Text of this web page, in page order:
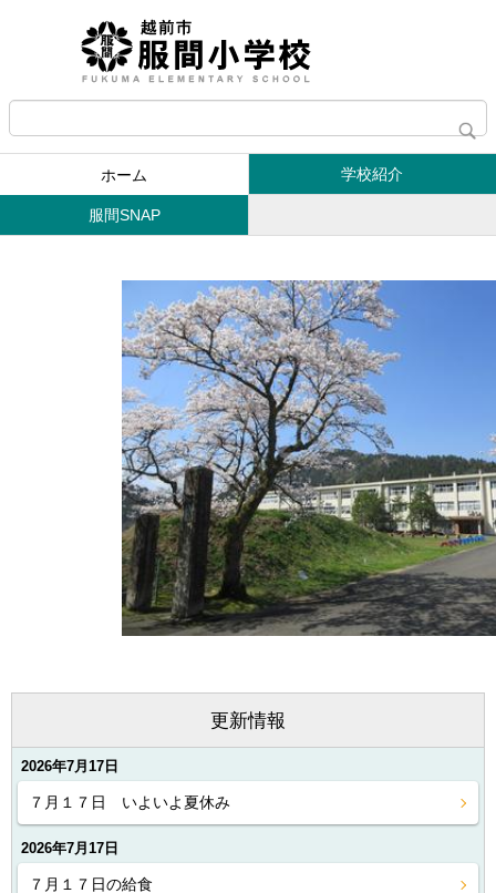
ホーム 学校紹介
服間SNAP
更新情報
2026年7月17日
７月１７日 いよいよ夏休み
2026年7月17日
７月１７日の給食